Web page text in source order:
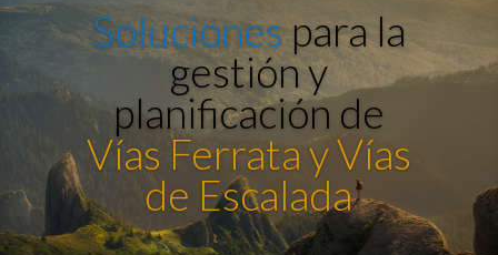
Solucionespara la
gestión y
planificaciónde
Vías Ferrata y Vías
de Escalada
Promoción de
la
naturaleza.